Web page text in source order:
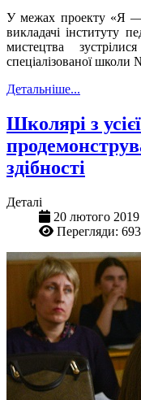
У межах проекту «Я —
викладачі інституту
мистецтва
спеціалізованої школи
Детальніше...
Школярі з
здібності
Деталі
20 лютого 2019
Перегляди: